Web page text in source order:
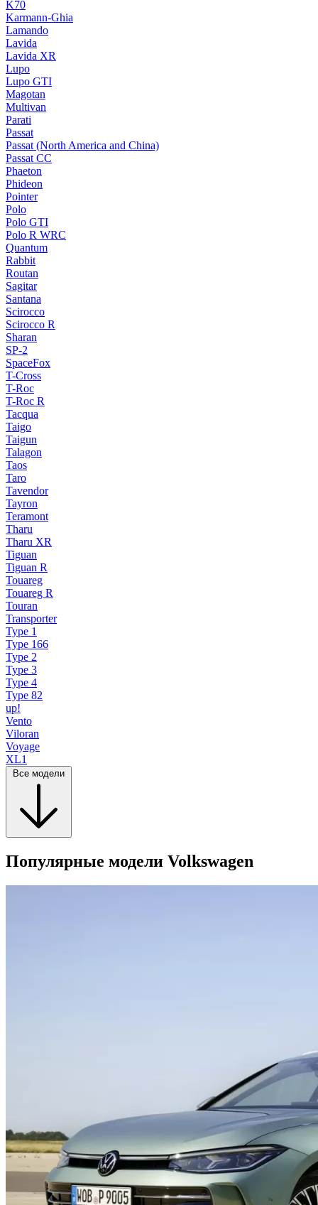
K70
Karmann-Ghia
Lamando
Lavida
Lavida XR
Lupo
Lupo GTI
Magotan
Multivan
Parati
Passat
Passat (North America and China)
Passat CC
Phaeton
Phideon
Pointer
Polo
Polo GTI
Polo R WRC
Quantum
Rabbit
Routan
Sagitar
Santana
Scirocco
Scirocco R
Sharan
SP-2
SpaceFox
T-Cross
T-Roc
T-Roc R
Tacqua
Taigo
Taigun
Talagon
Taos
Taro
Tavendor
Tayron
Teramont
Tharu
Tharu XR
Tiguan
Tiguan R
Touareg
Touareg R
Touran
Transporter
Type 1
Type 166
Type 2
Type 3
Type 4
Type 82
up!
Vento
Viloran
Voyage
XL1
Все модели
Популярные модели Volkswagen